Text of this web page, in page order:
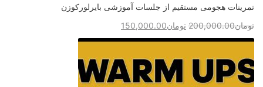
تمرینات هجومی مستقیم از جلسات آموزشی بایرلورکوزن
تومان200,000.00 تومان150,000.00